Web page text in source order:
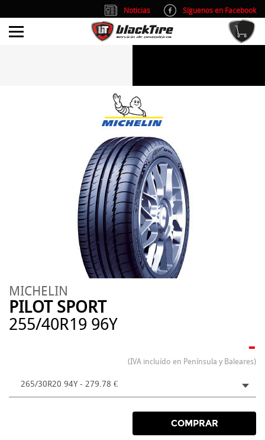
MICHELIN
PILOT SPORT
255/40R19 96Y
-
(IVA incluído en Península y Baleares)
265/30R20 94Y - 279.78 €
COMPRAR
Noticias
Síguenos en Facebook
info@blacktire.es
Atención al cliente: L/V 9:00-14:00 y 15:00-19:00